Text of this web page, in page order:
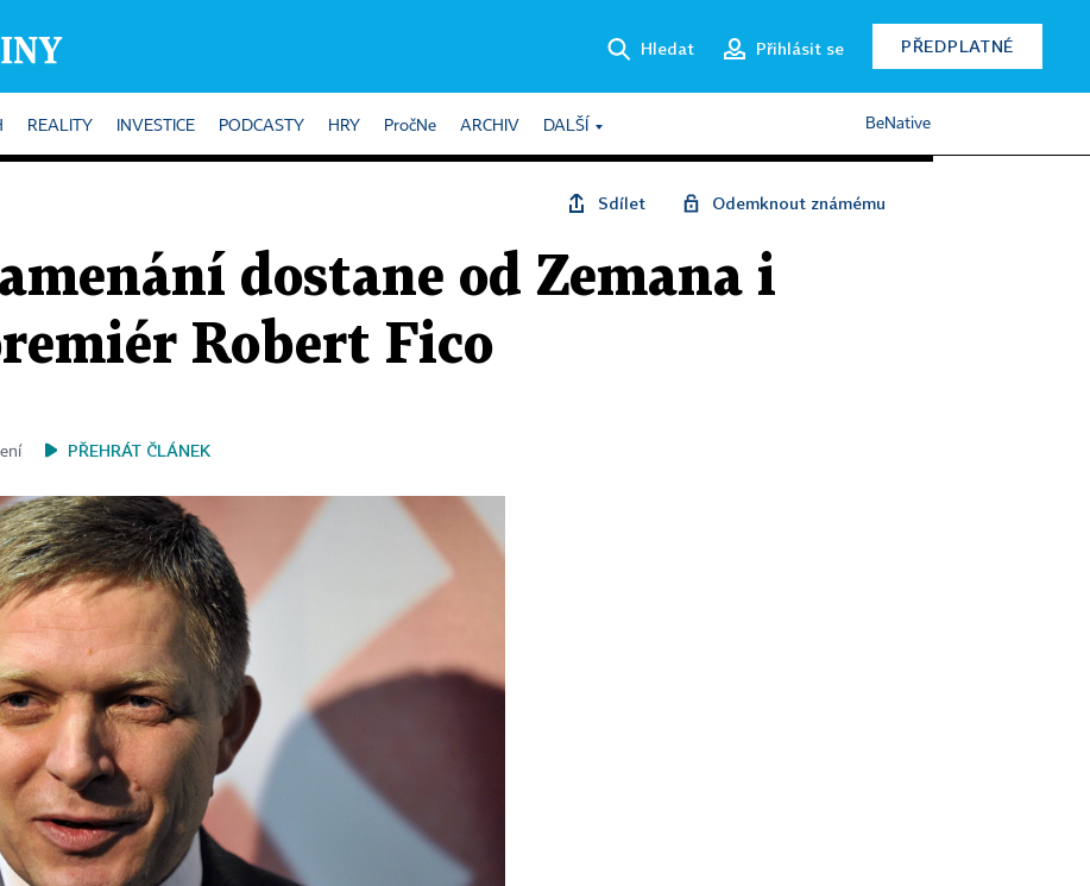
Hledat Přihlásit se PŘEDPLATNÉ
REALITY INVESTICE PODCASTY HRY PročNe ARCHIV DALŠÍ BeNative
Sdílet Odemknout známému
dostane od Zemana i
Robert Fico
PŘEHRÁT ČLÁNEK